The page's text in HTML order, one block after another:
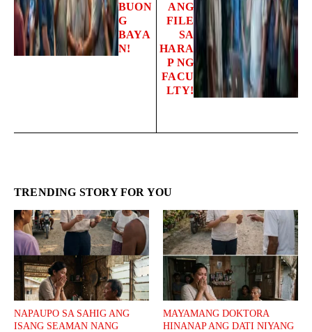
BUON
G
BAYA
N!
ANG
FILE
SA
HARA
P NG
FACU
LTY!
TRENDING STORY FOR YOU
NAPAUPO SA SAHIG ANG
ISANG SEAMAN NANG
MAYAMANG DOKTORA
HINANAP ANG DATI NIYANG